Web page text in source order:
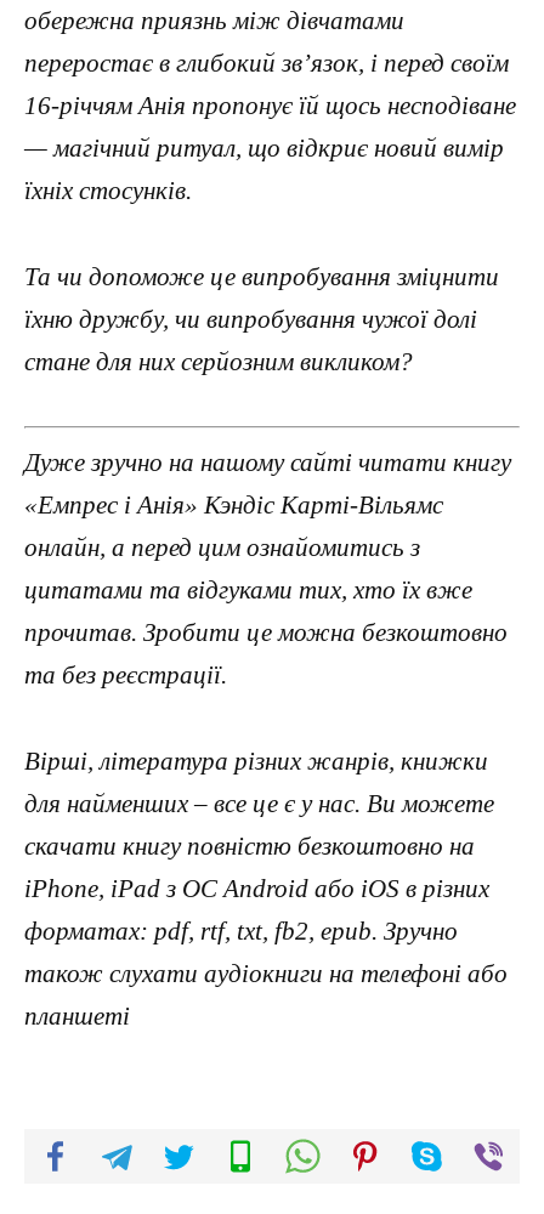
обережна приязнь між дівчатами
переростає в глибокий зв’язок, і перед своїм
16-річчям Анія пропонує їй щось несподіване
— магічний ритуал, що відкриє новий вимір
їхніх стосунків.
Та чи допоможе це випробування зміцнити
їхню дружбу, чи випробування чужої долі
стане для них серйозним викликом?
Дуже зручно на нашому сайті читати книгу
«Емпрес і Анія» Кэндіс Карті-Вільямс
онлайн, а перед цим ознайомитись з
цитатами та відгуками тих, хто їх вже
прочитав. Зробити це можна безкоштовно
та без реєстрації.
Вірші, література різних жанрів, книжки
для найменших – все це є у нас. Ви можете
скачати книгу повністю безкоштовно на
iPhone, iPad з ОС Android або iOS в різних
форматах: pdf, rtf, txt, fb2, epub. Зручно
також слухати аудіокниги на телефоні або
планшеті